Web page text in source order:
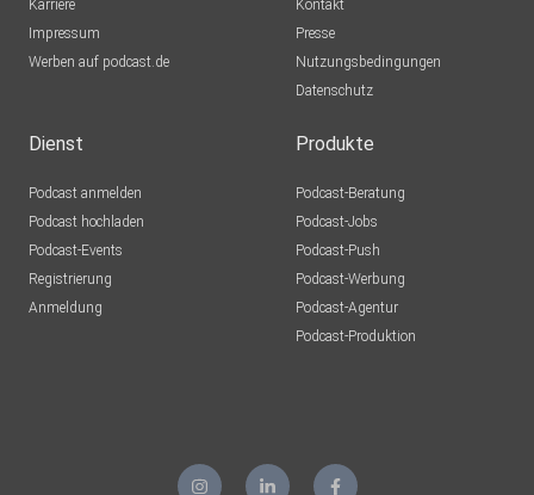
Karriere
Impressum
Werben auf podcast.de
Kontakt
Presse
Nutzungsbedingungen
Datenschutz
Dienst
Podcast anmelden
Podcast hochladen
Podcast-Events
Registrierung
Anmeldung
Produkte
Podcast-Beratung
Podcast-Jobs
Podcast-Push
Podcast-Werbung
Podcast-Agentur
Podcast-Produktion